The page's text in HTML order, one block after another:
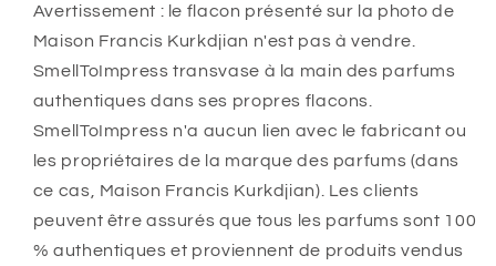
Avertissement : le flacon présenté sur la photo de
Maison Francis Kurkdjian n'est pas à vendre.
SmellToImpress transvase à la main des parfums
authentiques dans ses propres flacons.
SmellToImpress n'a aucun lien avec le fabricant ou
les propriétaires de la marque des parfums (dans
ce cas, Maison Francis Kurkdjian). Les clients
peuvent être assurés que tous les parfums sont 100
% authentiques et proviennent de produits vendus